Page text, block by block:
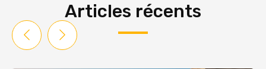
Articles récents